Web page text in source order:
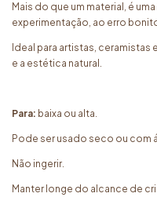
Mais do que um material, é
experimentação, ao erro
Ideal para artistas, ceramistas
e a estética natural.
Para: baixa ou alta.
Pode ser usado seco ou com
Não ingerir.
Manter longe do alcance de